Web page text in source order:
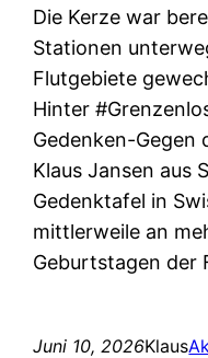
Die Kerze war
Stationen
Flutgebiete
Hinter
Gedenken-Gegen
Klaus Jansen aus
Gedenktafel in
mittlerweile an
Geburtstagen der
Juni 10, 2026Klaus